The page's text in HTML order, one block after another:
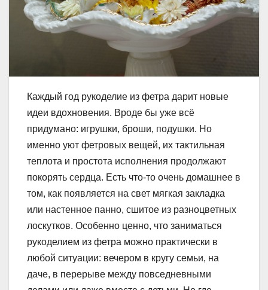
Каждый год рукоделие из фетра дарит новые
идеи вдохновения. Вроде бы уже всё
придумано: игрушки, броши, подушки. Но
именно уют фетровых вещей, их тактильная
теплота и простота исполнения продолжают
покорять сердца. Есть что-то очень домашнее в
том, как появляется на свет мягкая закладка
или настенное панно, сшитое из разноцветных
лоскутков. Особенно ценно, что заниматься
рукоделием из фетра можно практически в
любой ситуации: вечером в кругу семьи, на
даче, в перерыве между повседневными